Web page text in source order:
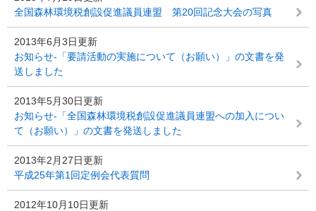
全国森林環境税創設促進議員連盟 第20回記念大会の写真
2013年6月3日更新
お知らせ-「要請活動の実施について（お願い）」の文書を発
送しました
2013年5月30日更新
お知らせ-「全国森林環境税創設促進議員連盟への加入につい
て（お願い）」の文書を発送しました
2013年2月27日更新
平成25年第1回定例会代表質問
2012年10月10日更新